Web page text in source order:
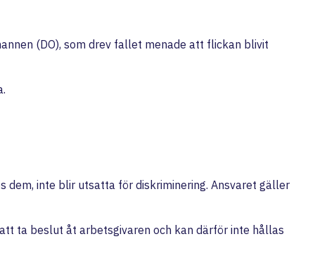
(DO), som drev fallet menade att flickan blivit
dem, inte blir utsatta för diskriminering. Ansvaret gäller
ta beslut åt arbetsgivaren och kan därför inte hållas